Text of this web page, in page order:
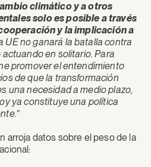
climático y a otros
solo es posible a través
y la implicación a
UE no ganará la batalla contra
en solitario. Para
promover el entendimiento
de que la transformación
una necesidad a medio plazo,
ya constituye una política
arroja datos sobre el peso de la